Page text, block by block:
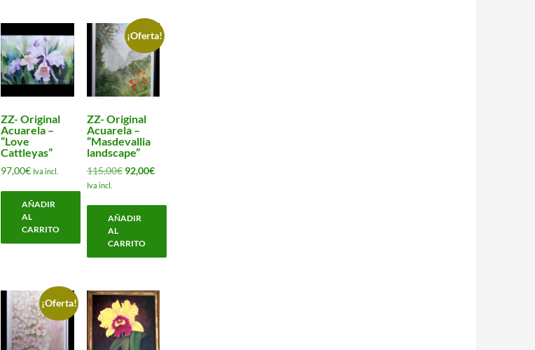
ZZ- Original
Acuarela –
“Love
Cattleyas”
97,00€ Iva incl.
AÑADIR
AL
CARRITO
¡Oferta!
ZZ- Original
Acuarela –
“Masdevallia
landscape”
115,00€ El
92,00€El
Iva incl.
AÑADIR
AL
CARRITO
¡Oferta!